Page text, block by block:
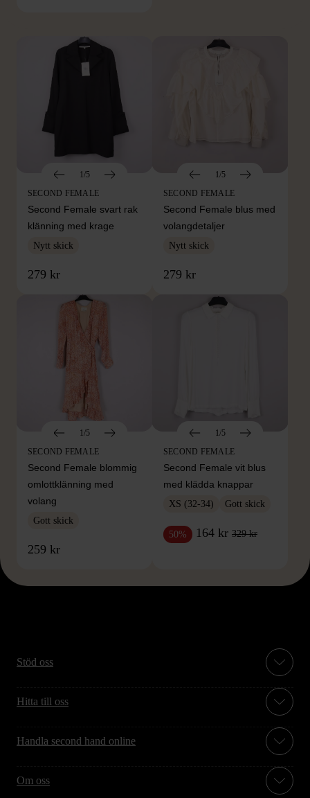
1/5
SECOND FEMALE
Second Female svart rak
klänning med krage
Nytt skick
279 kr
1/5
SECOND FEMALE
Second Female blus med
volangdetaljer
Nytt skick
279 kr
1/5
SECOND FEMALE
Second Female blommig
omlottklänning med
volang
Gott skick
259 kr
1/5
SECOND FEMALE
Second Female vit blus
med klädda knappar
XS (32-34) Gott skick
50% 164 kr 329 kr
Stöd oss
Hitta till oss
Handla second hand online
Om oss